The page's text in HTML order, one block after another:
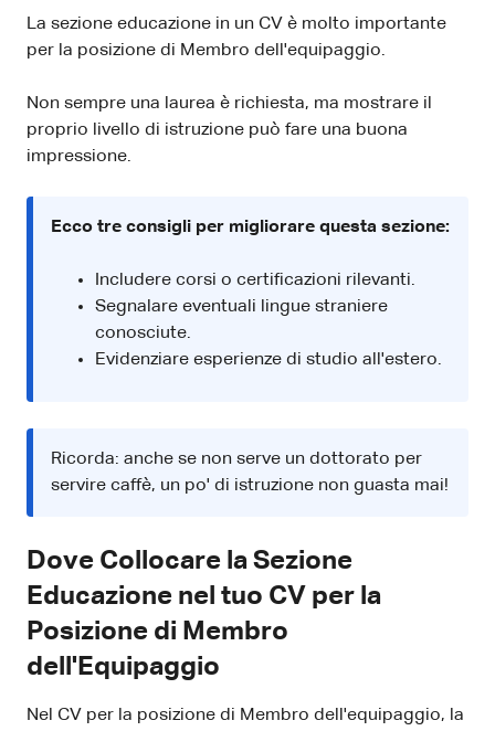
La sezione educazione in un CV è molto importante
per la posizione di Membro dell'equipaggio.
Non sempre una laurea è richiesta, ma mostrare il
proprio livello di istruzione può fare una buona
impressione.
Ecco tre consigli per migliorare questa sezione:
Includere corsi o certificazioni rilevanti.
Segnalare eventuali lingue straniere
conosciute.
Evidenziare esperienze di studio all'estero.
Ricorda: anche se non serve un dottorato per
servire caffè, un po' di istruzione non guasta mai!
Dove Collocare la Sezione
Educazione nel tuo CV per la
Posizione di Membro
dell'Equipaggio
Nel CV per la posizione di Membro dell'equipaggio, la